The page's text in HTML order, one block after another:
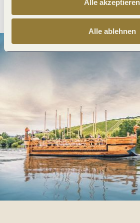
Alle akzeptieren
Alle ablehnen